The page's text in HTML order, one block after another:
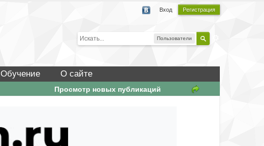
Вход Регистрация
Пользователи
Обучение О сайте
Просмотр новых публикаций